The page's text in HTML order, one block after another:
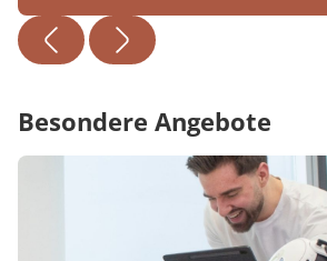
Besondere Angebote